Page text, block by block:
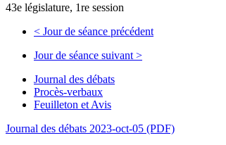
43e législature, 1re session
< Jour de séance précédent
Jour de séance suivant >
Journal des débats
Procès-verbaux
Feuilleton et Avis
Journal des débats 2023-oct-05 (PDF)